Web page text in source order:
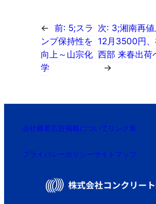
← 前: 5;スラ
ンプ保持性を
向上～山宗化
学
次: 3;湘南再値
12月3500円、
西部 来春出荷
→
会社概要広告掲載について リンク集
プライバシーポリシーサイトマップ